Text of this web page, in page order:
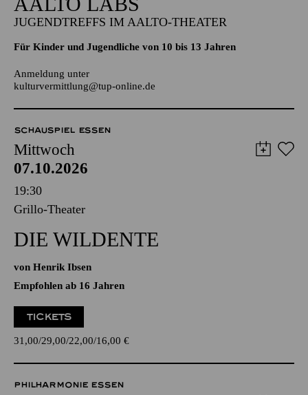
JUGENDTREFFS IM AALTO-THEATER
Für Kinder und Jugendliche von 10 bis 13 Jahren
Anmeldung unter
kulturvermittlung@tup-online.de
SCHAUSPIEL ESSEN
Mittwoch
07.10.2026
19:30
Grillo-Theater
DIE WILDENTE
von Henrik Ibsen
Empfohlen ab 16 Jahren
TICKETS
31,00 29,00 22,00 16,00 €
PHILHARMONIE ESSEN